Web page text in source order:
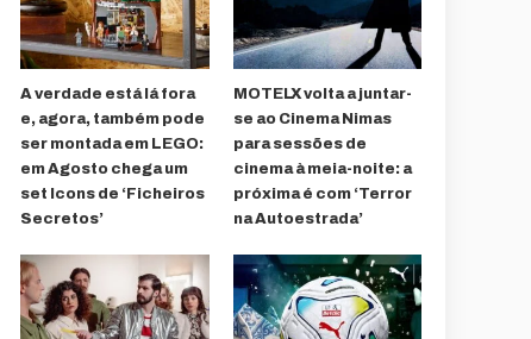
A verdade está lá fora
e, agora, também pode
ser montada em LEGO:
em Agosto chega um
set Icons de ‘Ficheiros
Secretos’
MOTELX volta a juntar-
se ao Cinema Nimas
para sessões de
cinema à meia-noite: a
próxima é com ‘Terror
na Autoestrada’